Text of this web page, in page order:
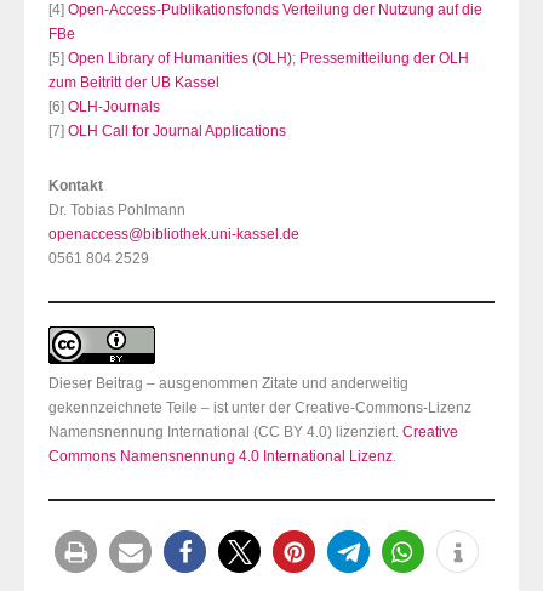
[4] Open-Access-Publikationsfonds Verteilung der Nutzung auf die
FBe
[5] Open Library of Humanities (OLH); Pressemitteilung der OLH
zum Beitritt der UB Kassel
[6] OLH-Journals
[7] OLH Call for Journal Applications
Kontakt
Dr. Tobias Pohlmann
openaccess@bibliothek.uni-kassel.de
0561 804 2529
Dieser Beitrag – ausgenommen Zitate und anderweitig
gekennzeichnete Teile – ist unter der Creative-Commons-Lizenz
Namensnennung International (CC BY 4.0) lizenziert. Creative
Commons Namensnennung 4.0 International Lizenz.